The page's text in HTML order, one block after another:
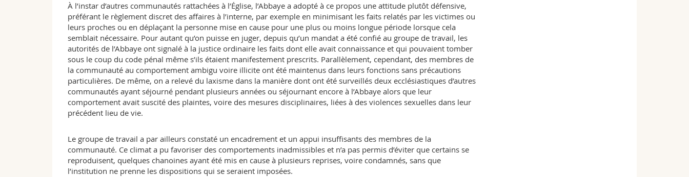
À l’instar d’autres communautés rattachées à l’Église, l’Abbaye a adopté à ce propos une attitude plutôt défensive,
préférant le règlement discret des affaires à l’interne, par exemple en minimisant les faits relatés par les victimes ou
leurs proches ou en déplaçant la personne mise en cause pour une plus ou moins longue période lorsque cela
semblait nécessaire. Pour autant qu’on puisse en juger, depuis qu’un mandat a été confié au groupe de travail, les
autorités de l’Abbaye ont signalé à la justice ordinaire les faits dont elle avait connaissance et qui pouvaient tomber
sous le coup du code pénal même s’ils étaient manifestement prescrits. Parallèlement, cependant, des membres de
la communauté au comportement ambigu voire illicite ont été maintenus dans leurs fonctions sans précautions
particulières. De même, on a relevé du laxisme dans la manière dont ont été surveillés deux ecclésiastiques d’autres
communautés ayant séjourné pendant plusieurs années ou séjournant encore à l’Abbaye alors que leur
comportement avait suscité des plaintes, voire des mesures disciplinaires, liées à des violences sexuelles dans leur
précédent lieu de vie.
Le groupe de travail a par ailleurs constaté un encadrement et un appui insuffisants des membres de la
communauté. Ce climat a pu favoriser des comportements inadmissibles et n’a pas permis d’éviter que certains se
reproduisent, quelques chanoines ayant été mis en cause à plusieurs reprises, voire condamnés, sans que
l’institution ne prenne les dispositions qui se seraient imposées.